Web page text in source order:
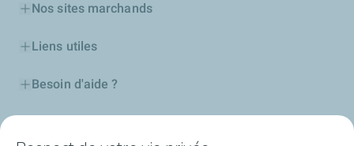
Nos sites marchands
Liens utiles
Besoin d'aide ?